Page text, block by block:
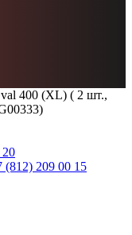
400 (XL) ( 2 шт.,
20
(812) 209 00 15